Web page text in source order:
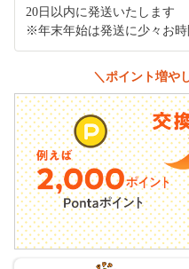
20日以内に発送いたします
※年末年始は発送に少々お時
＼ポイント増や